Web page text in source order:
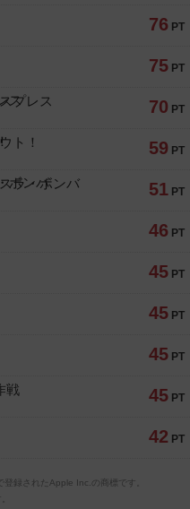
76 PT
75 PT
70 PT
プレス
59 PT
ト！
51 PT
ラ・ボンバ
46 PT
45 PT
45 PT
45 PT
45 PT
戦
42 PT
録されたApple Inc.の商標です。